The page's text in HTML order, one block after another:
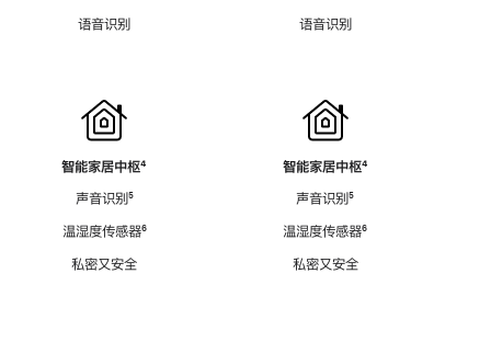
语音识别
智能家居中枢脚
⁴
声音识别脚
⁵
温湿度传感器脚
⁶
私密又安全
语音识别
智能家居中枢脚
⁴
声音识别脚
⁵
温湿度传感器脚
⁶
私密又安全